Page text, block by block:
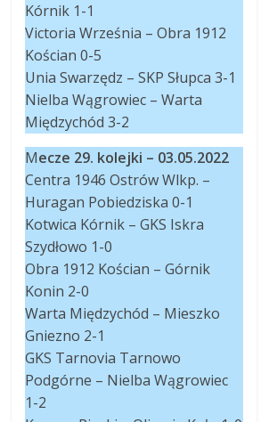
Kórnik 1-1
Victoria Września – Obra 1912
Kościan 0-5
Unia Swarzędz – SKP Słupca 3-1
Nielba Wągrowiec – Warta
Międzychód 3-2
Mecze 29. kolejki – 03.05.2022
Centra 1946 Ostrów Wlkp. –
Huragan Pobiedziska 0-1
Kotwica Kórnik – GKS Iskra
Szydłowo 1-0
Obra 1912 Kościan – Górnik
Konin 2-0
Warta Międzychód – Mieszko
Gniezno 2-1
GKS Tarnovia Tarnowo
Podgórne – Nielba Wągrowiec
1-2